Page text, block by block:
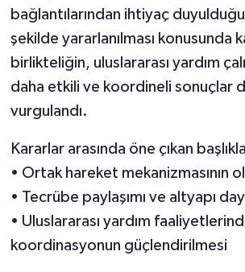
bağlantılarından ihtiyaç
şekilde yararlanılması konusunda
birlikteliğin, uluslararası yardım
daha etkili ve koordineli sonuçlar
vurgulandı.
Kararlar arasında öne çıkan
• Ortak hareket mekanizmasının
• Tecrübe paylaşımı ve altyapı
• Uluslararası yardım
koordinasyonun güçlendirilmesi